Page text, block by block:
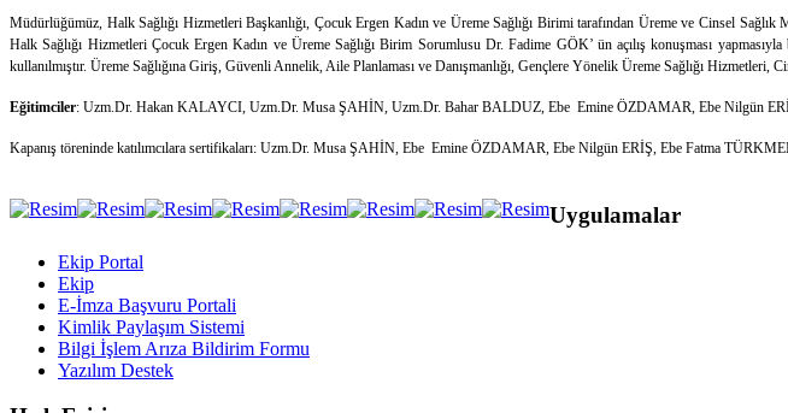
Müdürlüğümüz, Halk Sağlığı Hizmetleri Başkanlığı, Çocuk Ergen Kadın ve Üreme Sağlığı Birimi tarafından Üreme ve Cinsel
Halk Sağlığı Hizmetleri Çocuk Ergen Kadın ve Üreme Sağlığı Birim Sorumlusu Dr. Fadime GÖK’ ün açılış konuşması
kullanılmıştır. Üreme Sağlığına Giriş, Güvenli Annelik, Aile Planlaması ve Danışmanlığı, Gençlere Yönelik Üreme Sağlığı
Eğitimciler: Uzm.Dr. Hakan KALAYCI, Uzm.Dr. Musa ŞAHİN, Uzm.Dr. Bahar BALDUZ, Ebe Emine ÖZDAMAR, Ebe Nilgün
Kapanış töreninde katılımcılara sertifikaları: Uzm.Dr. Musa ŞAHİN, Ebe Emine ÖZDAMAR, Ebe Nilgün ERİŞ, Ebe Fatma
Uygulamalar
Ekip Portal
Ekip
E-İmza Başvuru Portali
Kimlik Paylaşım Sistemi
Bilgi İşlem Arıza Bildirim Formu
Yazılım Destek